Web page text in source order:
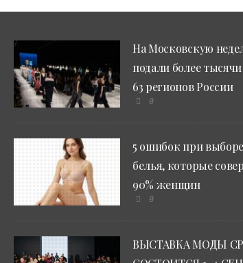
На Московскую
подали более
63 регионов России
0
5 ошибок при
белья, которые
90% женщин
0
ВЫСТАВКА МОДЫ